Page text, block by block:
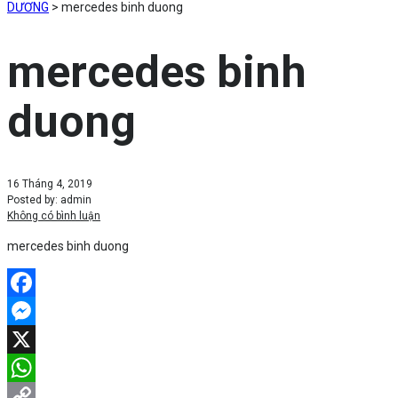
DƯƠNG > mercedes binh duong
mercedes binh
duong
16 Tháng 4, 2019
Posted by: admin
Không có bình luận
mercedes binh duong
Facebook
Messenger
X